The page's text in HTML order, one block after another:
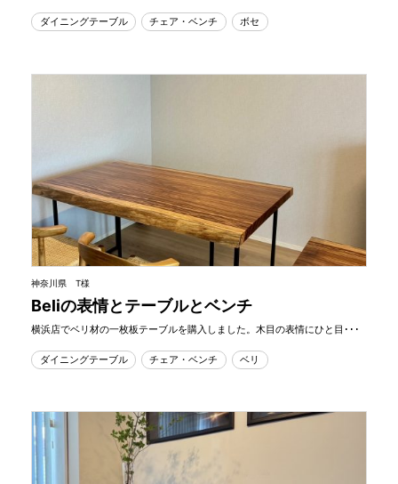
ダイニングテーブル チェア・ベンチ ボセ
神奈川県 T様
Beliの表情とテーブルとベンチ
横浜店でベリ材の一枚板テーブルを購入しました。木目の表情にひと目･･･
ダイニングテーブル チェア・ベンチ ベリ